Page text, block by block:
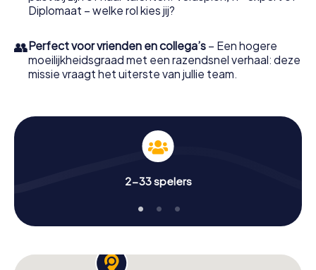
Diplomaat – welke rol kies jij?
👥Perfect voor vrienden en collega’s – Een hogere
moeilijkheidsgraad met een razendsnel verhaal: deze
missie vraagt het uiterste van jullie team.
2-33 spelers